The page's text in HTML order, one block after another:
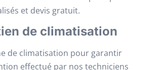
et devis gratuit.
de climatisation
de climatisation pour garantir
effectué par nos techniciens